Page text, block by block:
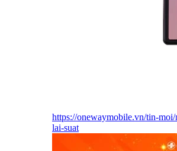
https://onewaymobile.vn/tin-
lai-suat